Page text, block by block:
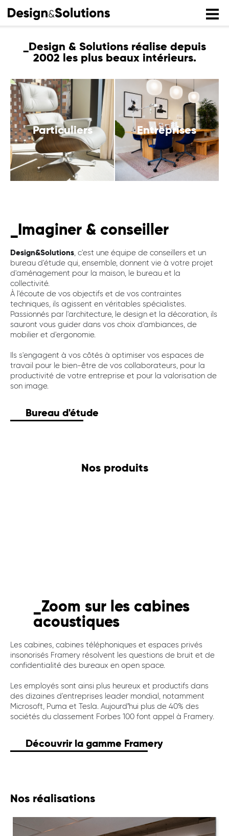
_Design & Solutions réalise depuis
2002 les plus beaux intérieurs.
Particuliers Entreprises
Imaginer & conseiller
Design&Solutions, c'est une équipe de conseillers et un
bureau d'étude qui, ensemble, donnent vie à votre projet
d'aménagement pour la maison, le bureau et la
collectivité.
À l'écoute de vos objectifs et de vos contraintes
techniques, ils agissent en véritables spécialistes.
Passionnés par l'architecture, le design et la décoration, ils
sauront vous guider dans vos choix d'ambiances, de
mobilier et d'ergonomie.
Ils s'engagent à vos côtés à optimiser vos espaces de
travail pour le bien-être de vos collaborateurs, pour la
productivité de votre entreprise et pour la valorisation de
son image.
Bureau d'étude
Nos produits
Zoom sur les cabines
acoustiques
Les cabines, cabines téléphoniques et espaces privés
insonorisés Framery résolvent les questions de bruit et de
confidentialité des bureaux en open space.
Les employés sont ainsi plus heureux et productifs dans
des dizaines d'entreprises leader mondial, notamment
Microsoft, Puma et Tesla. Aujourd’hui plus de 40% des
sociétés du classement Forbes 100 font appel à Framery.
Découvrir la gamme Framery
Nos réalisations